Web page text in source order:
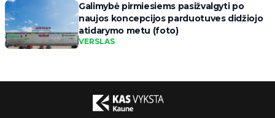
Galimybė pirmiesiems pasižvalgyti po
naujos koncepcijos parduotuves didžiojo
atidarymo metu (foto)
VERSLAS